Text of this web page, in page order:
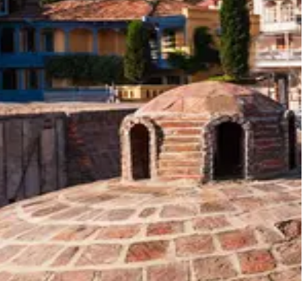
دليل السفر إلى
دليل السفر إلى
دليل السفر إلى
أفكار السفر
معلومات السفر
المعلومات الخاصة بالمطار
أهلاً بك في تبيليسي
تتربع عاصمة جورجيا في وادٍ بين شمال وجنوب سلاسل جبال
مع بلدة قديمة ساحرة تغص بالشوارع الضيقة، الحمّامات
وشرفات الخشب المحفور مما جعل منها عامل جذب كبير للزوار
لعدة قرون.
أبرز المعالم والأنشطة في تبيليسي